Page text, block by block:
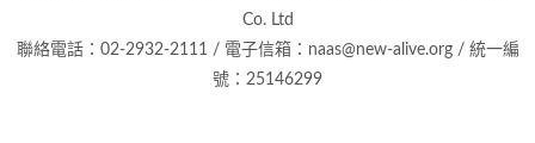
Co. Ltd
聯絡電話：02-2932-2111 / 電子信箱：naas@new-alive.org / 統一編
號：25146299